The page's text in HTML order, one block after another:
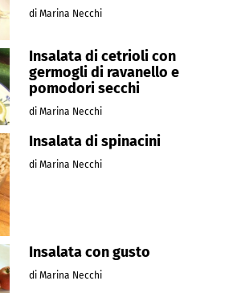
di Marina Necchi
Insalata di cetrioli con
germogli di ravanello e
pomodori secchi
di Marina Necchi
Insalata di spinacini
di Marina Necchi
Insalata con gusto
di Marina Necchi